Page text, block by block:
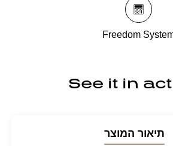
Freedom
See it in
תיאור המוצר